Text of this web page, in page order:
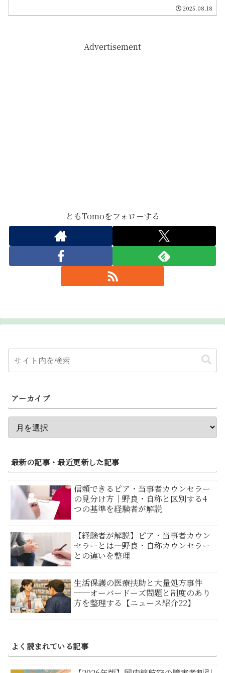
2025.08.18
Advertisement
ともTomoをフォローする
アーカイブ
最新の記事・最近更新した記事
信頼できるピア・当事者カウンセラー
の見分け方｜野良・自称と区別する4
つの基準を経験者が解説
【経験者が解説】ピア・当事者カウン
セラーとは―野良・自称カウンセラー
との違いを整理
生活保護の医療扶助と大量処方事件
──オーバードーズ問題と制度のあり
方を整理する【ニュース紹介22】
よく読まれている記事